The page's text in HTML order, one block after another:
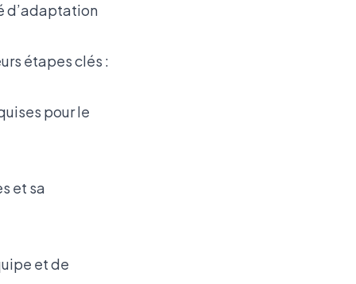
d’adaptation
étapes clés :
pour le
et sa
et de